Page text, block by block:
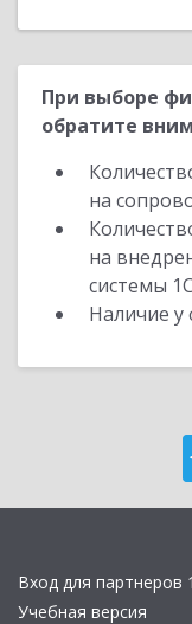
При выборе
обратите
на
на
системы
Наличие у
Вход для партнеров
Учебная версия